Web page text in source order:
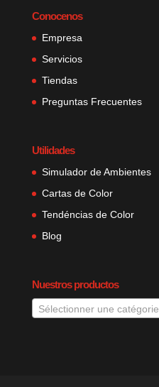
Conocenos
Empresa
Servicios
Tiendas
Preguntas Frecuentes
Utilidades
Simulador de Ambientes
Cartas de Color
Tendéncias de Color
Blog
Nuestros productos
Sélectionner une catégorie